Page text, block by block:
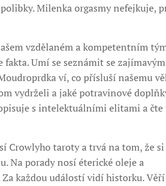
Milenka orgasmy nefejkuje,
vzdělaném a kompetentním
Umí se seznámit se
ví, co přísluší našemu
vydrželi a jaké potravinové
s intelektuálními elitami a
Crowlyho taroty a trvá na tom, že si
Na porady nosí éterické oleje a
každou událostí vidí historku.